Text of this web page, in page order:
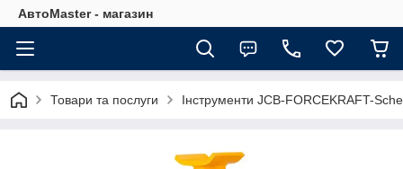
АвтоMaster - магазин
Товари та послуги Інструменти JCB-FORCEKRAFT-